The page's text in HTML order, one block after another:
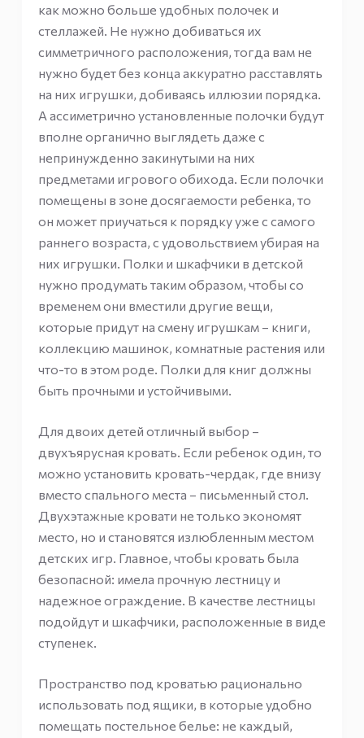
как можно больше удобных полочек и
стеллажей. Не нужно добиваться их
симметричного расположения, тогда вам не
нужно будет без конца аккуратно расставлять
на них игрушки, добиваясь иллюзии порядка.
А ассиметрично установленные полочки будут
вполне органично выглядеть даже с
непринужденно закинутыми на них
предметами игрового обихода. Если полочки
помещены в зоне досягаемости ребенка, то
он может приучаться к порядку уже с самого
раннего возраста, с удовольствием убирая на
них игрушки. Полки и шкафчики в детской
нужно продумать таким образом, чтобы со
временем они вместили другие вещи,
которые придут на смену игрушкам – книги,
коллекцию машинок, комнатные растения или
что-то в этом роде. Полки для книг должны
быть прочными и устойчивыми.
Для двоих детей отличный выбор –
двухъярусная кровать. Если ребенок один, то
можно установить кровать-чердак, где внизу
вместо спального места – письменный стол.
Двухэтажные кровати не только экономят
место, но и становятся излюбленным местом
детских игр. Главное, чтобы кровать была
безопасной: имела прочную лестницу и
надежное ограждение. В качестве лестницы
подойдут и шкафчики, расположенные в виде
ступенек.
Пространство под кроватью рационально
использовать под ящики, в которые удобно
помещать постельное белье: не каждый,